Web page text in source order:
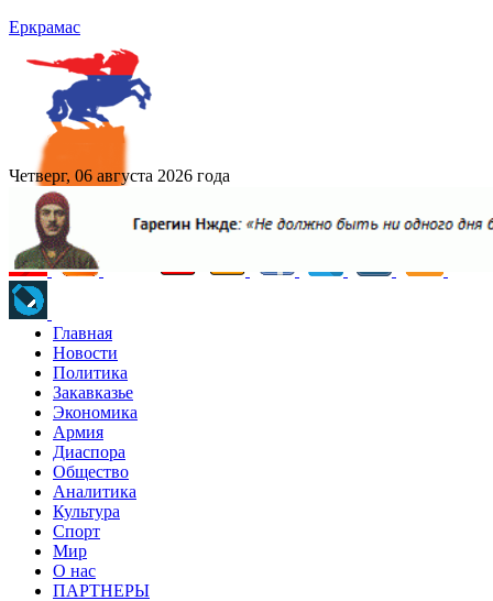
Еркрамас
Четверг, 06 августа 2026 года
Главная
Новости
Политика
Закавказье
Экономика
Армия
Диаспора
Общество
Аналитика
Культура
Спорт
Мир
О нас
ПАРТНЕРЫ